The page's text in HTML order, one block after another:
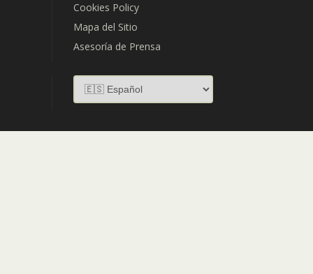
Cookies Policy
Mapa del Sitio
Asesoría de Prensa